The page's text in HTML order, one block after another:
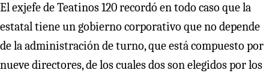
El exjefe de Teatinos 120 recordó en todo caso que la
estatal tiene un gobierno corporativo que no depende
de la administración de turno, que está compuesto por
nueve directores, de los cuales dos son elegidos por los